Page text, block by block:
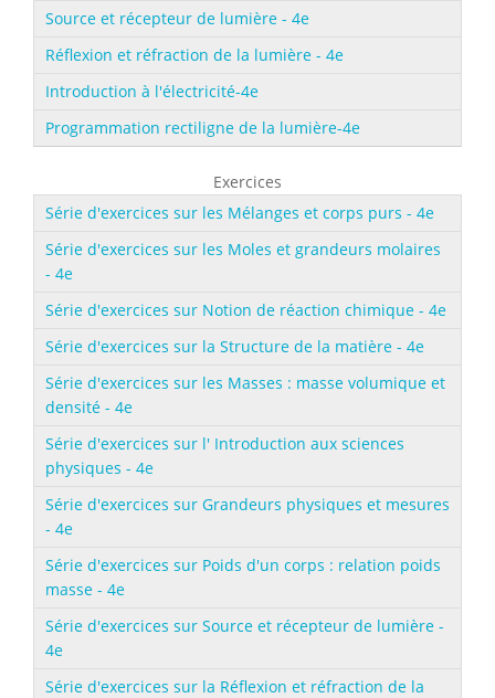
Source et récepteur de lumière - 4e
Réflexion et réfraction de la lumière - 4e
Introduction à l'électricité-4e
Programmation rectiligne de la lumière-4e
Exercices
Série d'exercices sur les Mélanges et corps purs - 4e
Série d'exercices sur les Moles et grandeurs molaires
- 4e
Série d'exercices sur Notion de réaction chimique - 4e
Série d'exercices sur la Structure de la matière - 4e
Série d'exercices sur les Masses : masse volumique et
densité - 4e
Série d'exercices sur l' Introduction aux sciences
physiques - 4e
Série d'exercices sur Grandeurs physiques et mesures
- 4e
Série d'exercices sur Poids d'un corps : relation poids
masse - 4e
Série d'exercices sur Source et récepteur de lumière -
4e
Série d'exercices sur la Réflexion et réfraction de la